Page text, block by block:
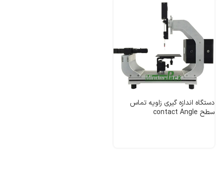
دستگاه اندازه گیری زاویه تماس
سطح contact Angle